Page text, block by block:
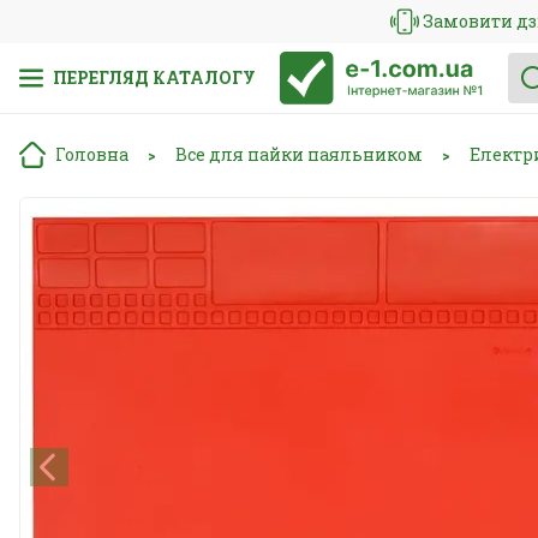
Замовити
ПЕРЕГЛЯД КАТАЛОГУ
Головна > Все для пайки паяльником >